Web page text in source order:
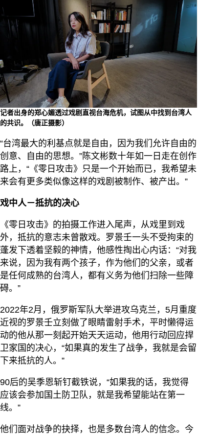
记者出身的郑心媚透过戏剧直视台海危机，试图从中找到台湾人
的共识。（唐正摄影）
“台湾最大的利基点就是自由，因为我们允许自由的
创意、自由的思想。”陈文彬数十年如一日走在创作
路上，“《零日攻击》只是一个开始而已，我希望未
来会有更多类似像这样的戏剧被制作、被产出。”
戏中人－抵抗的决心
《零日攻击》的拍摄工作进入尾声，从戏里到戏
外，抵抗的意志未曾散戏。罗景壬一头不受拘束的
蓬发下透着坚毅的神情，他感性掏出心内话：“对我
来说，因为我有两个孩子，作为他们的父亲，或者
是任何成熟的台湾人，都有义务为他们扫除一些障
碍。”
2022年2月，俄罗斯军队大举进攻乌克兰，5月重度
近视的罗景壬立刻做了眼睛雷射手术，平时懒得运
动的他从那一刻起开始天天运动，他用行动回应捍
卫家国的决心，“如果真的发生了战争，我就是会留
下来抵抗的人。”
90后的吴季恩斩钉截铁说，“如果我的话，我觉得
应该会参加国土防卫队，就是我希望能站在第一
线。”
他们面对战争的抉择，也是多数台湾人的信念。今